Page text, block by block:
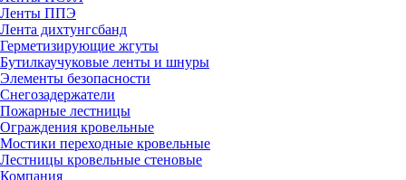
Ленты ППЭ
Лента дихтунгсбанд
Герметизирующие жгуты
Бутилкаучуковые ленты и шнуры
Элементы безопасности
Снегозадержатели
Пожарные лестницы
Ограждения кровельные
Мостики переходные кровельные
Лестницы кровельные стеновые
Компания